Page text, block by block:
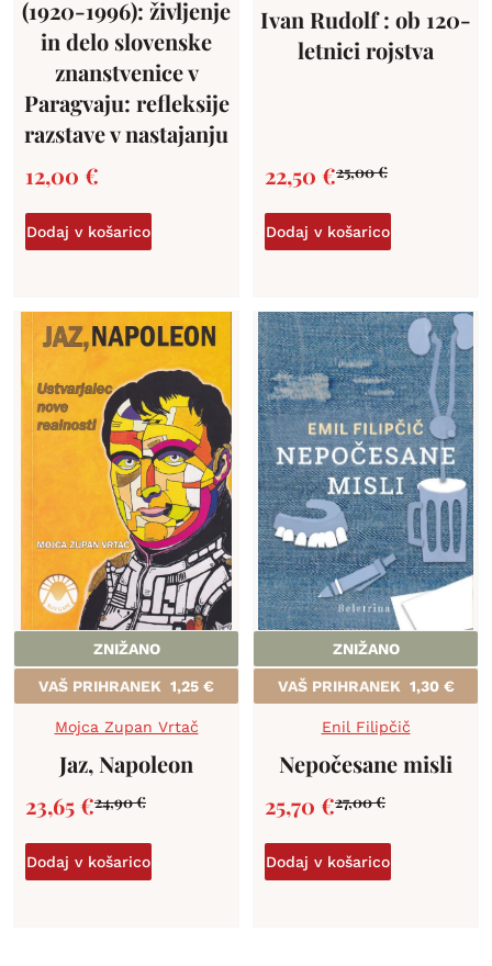
(1920-1996): življenje
in delo slovenske
znanstvenice v
Paragvaju: refleksije
razstave v nastajanju
12,00 €
Dodaj v košarico
Ivan Rudolf : ob 120-
letnici rojstva
25,00€
22,50 €
Dodaj v košarico
ZNIŽANO
VAŠ PRIHRANEK 1,25 €
Mojca Zupan Vrtač
Jaz, Napoleon
24,90€
23,65€
Dodaj v košarico
ZNIŽANO
VAŠ PRIHRANEK 1,30 €
Enil Filipčič
Nepočesane misli
27,00€
25,70 €
Dodaj v košarico